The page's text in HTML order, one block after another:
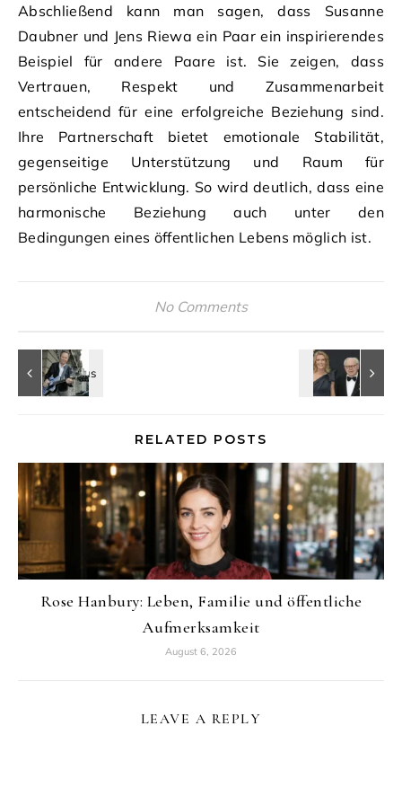
Abschließend kann man sagen, dass Susanne
Daubner und Jens Riewa ein Paar ein inspirierendes
Beispiel für andere Paare ist. Sie zeigen, dass
Vertrauen, Respekt und Zusammenarbeit
entscheidend für eine erfolgreiche Beziehung sind.
Ihre Partnerschaft bietet emotionale Stabilität,
gegenseitige Unterstützung und Raum für
persönliche Entwicklung. So wird deutlich, dass eine
harmonische Beziehung auch unter den
Bedingungen eines öffentlichen Lebens möglich ist.
No Comments
RELATED POSTS
Rose Hanbury: Leben, Familie und öffentliche
Aufmerksamkeit
August 6, 2026
LEAVE A REPLY